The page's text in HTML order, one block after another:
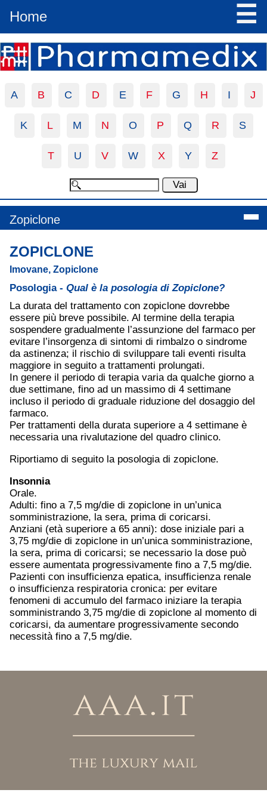
Home ☰
A B C D E F G H I J
K L M N O P Q R S
T U V W X Y Z
Zopiclone
ZOPICLONE
Imovane, Zopiclone
Posologia - Qual è la posologia di Zopiclone?
La durata del trattamento con zopiclone dovrebbe
essere più breve possibile. Al termine della terapia
sospendere gradualmente l’assunzione del farmaco per
evitare l’insorgenza di sintomi di rimbalzo o sindrome
da astinenza; il rischio di sviluppare tali eventi risulta
maggiore in seguito a trattamenti prolungati.
In genere il periodo di terapia varia da qualche giorno a
due settimane, fino ad un massimo di 4 settimane
incluso il periodo di graduale riduzione del dosaggio del
farmaco.
Per trattamenti della durata superiore a 4 settimane è
necessaria una rivalutazione del quadro clinico.
Riportiamo di seguito la posologia di zopiclone.
Insonnia
Orale.
Adulti: fino a 7,5 mg/die di zopiclone in un’unica
somministrazione, la sera, prima di coricarsi.
Anziani (età superiore a 65 anni): dose iniziale pari a
3,75 mg/die di zopiclone in un’unica somministrazione,
la sera, prima di coricarsi; se necessario la dose può
essere aumentata progressivamente fino a 7,5 mg/die.
Pazienti con insufficienza epatica, insufficienza renale
o insufficienza respiratoria cronica: per evitare
fenomeni di accumulo del farmaco iniziare la terapia
somministrando 3,75 mg/die di zopiclone al momento di
coricarsi, da aumentare progressivamente secondo
necessità fino a 7,5 mg/die.